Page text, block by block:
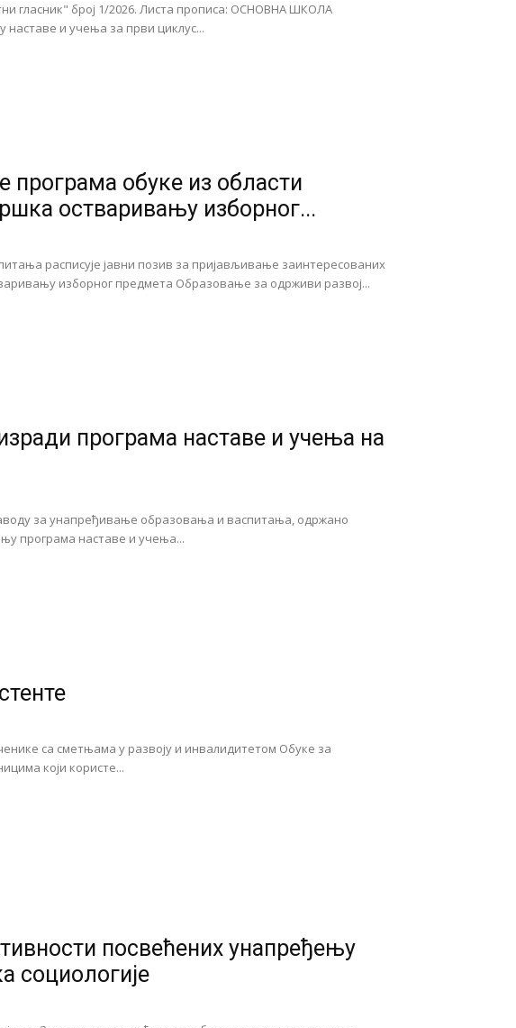
гласник" број 1/2026. Листа прописа: ОСНОВНА ШКОЛА
и учења за први циклус...
програма обуке из области
остваривању изборног...
расписује јавни позив за пријављивање заинтересованих
изборног предмета Образовање за одрживи развој...
програма наставе и учења на
за унапређивање образовања и васпитања, одржано
програма наставе и учења...
са сметњама у развоју и инвалидитетом Обуке за
који користе...
посвећених унапређењу
социологије